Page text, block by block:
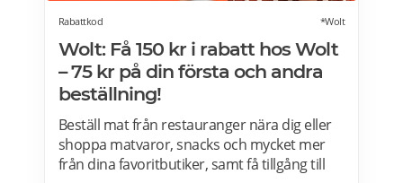
Rabattkod *Wolt
Wolt: Få 150 kr i rabatt hos Wolt
– 75 kr på din första och andra
beställning!
Beställ mat från restauranger nära dig eller
shoppa matvaror, snacks och mycket mer
från dina favoritbutiker, samt få tillgång till